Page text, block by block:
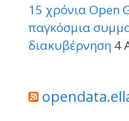
15 χρόνια Open
παγκόσμια
διακυβέρνηση 4